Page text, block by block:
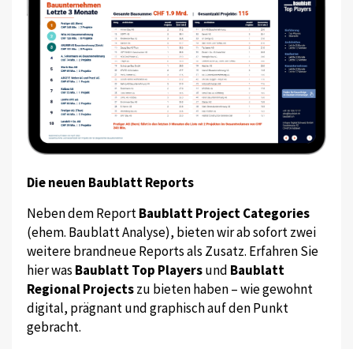
Die neuen Baublatt Reports
Neben dem ReportBaublatt Project Categories
(ehem. Baublatt Analyse), bieten wir ab sofort zwei
weitere brandneue Reports als Zusatz. Erfahren Sie
hier was Baublatt Top Playersund Baublatt
Regional Projectszu bieten haben – wie gewohnt
digital, prägnant und graphisch auf den Punkt
gebracht.